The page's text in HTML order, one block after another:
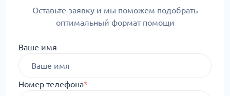
Оставьте заявку и мы поможем подобрать
оптимальный формат помощи
Ваше имя
Номер телефона*